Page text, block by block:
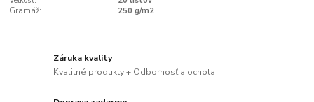
Gramáž:
250 g/m2
Záruka kvality
Kvalitné produkty + Odbornosť a ochota